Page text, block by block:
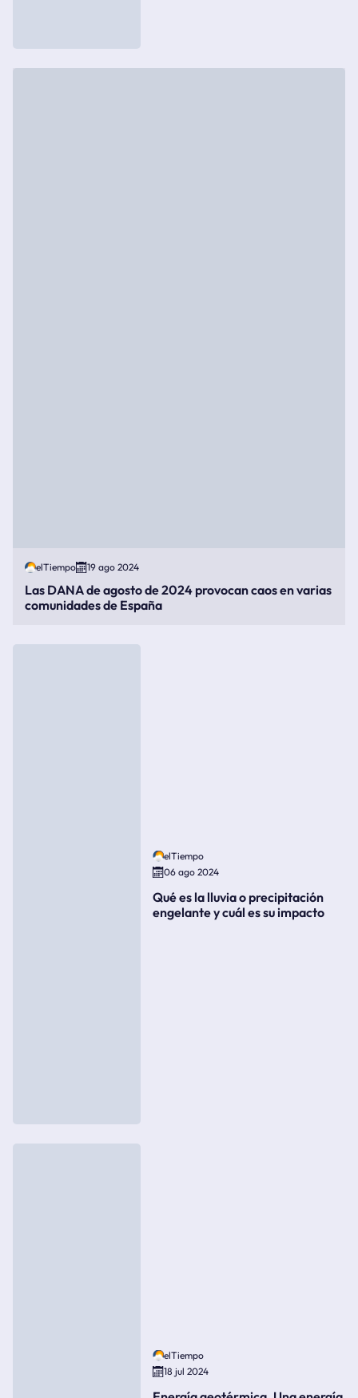
elTiempo 19 ago 2024
Las DANA de agosto de 2024 provocan caos en varias
comunidades de España
elTiempo
06 ago 2024
Qué es la lluvia o precipitación
engelante y cuál es su impacto
elTiempo
18 jul 2024